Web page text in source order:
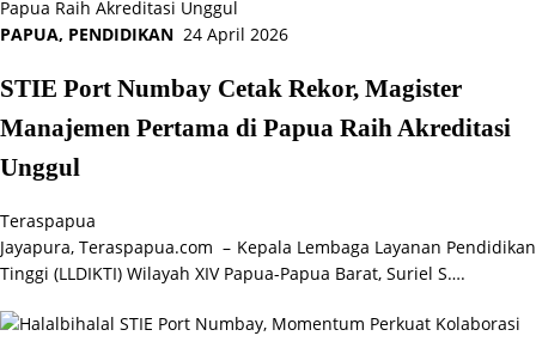
PAPUA, PENDIDIKAN 24 April 2026
STIE Port Numbay Cetak Rekor, Magister
Manajemen Pertama di Papua Raih Akreditasi
Unggul
Teraspapua
Jayapura, Teraspapua.com – Kepala Lembaga Layanan Pendidikan
Tinggi (LLDIKTI) Wilayah XIV Papua-Papua Barat, Suriel S….